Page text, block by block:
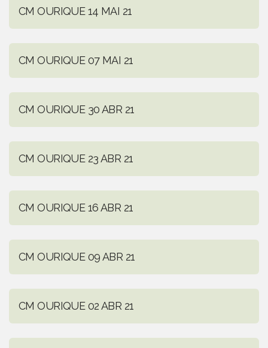
CM OURIQUE 14 MAI 21
CM OURIQUE 07 MAI 21
CM OURIQUE 30 ABR 21
CM OURIQUE 23 ABR 21
CM OURIQUE 16 ABR 21
CM OURIQUE 09 ABR 21
CM OURIQUE 02 ABR 21